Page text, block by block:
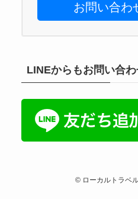
お問い合わ
LINEからもお問い合
©ローカルトラベ